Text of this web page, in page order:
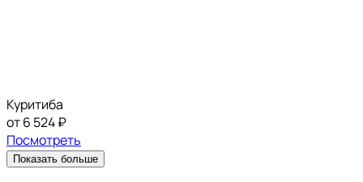
Куритиба
от 6 524 ₽
Посмотреть
Показать больше